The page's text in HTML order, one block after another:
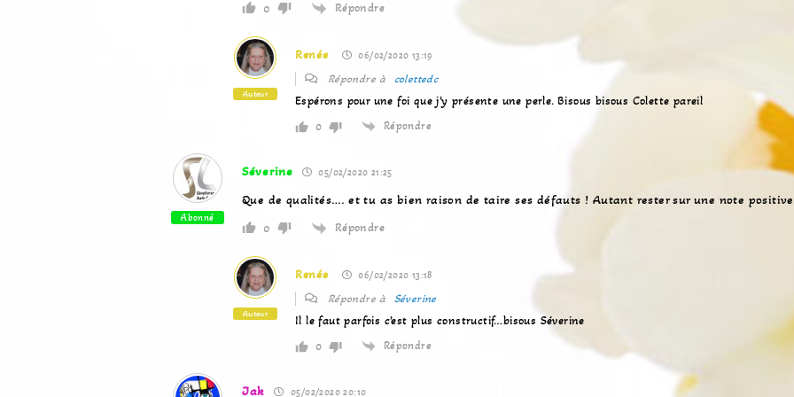
0 Répondre
Auteur
Renée 06/02/2020 13:19
Répondre à colettedc
Espérons pour une foi que j’y présente une perle. Bisous bisous Colette pareil
0 Répondre
Abonné
Séverine 05/02/2020 21:25
Que de qualités…. et tu as bien raison de taire ses défauts ! Autant rester sur une note
0 Répondre
Auteur
Renée 06/02/2020 13:18
Répondre à Séverine
Il le faut parfois c’est plus constructif…bisous Séverine
0 Répondre
Jak 05/02/2020 20:10